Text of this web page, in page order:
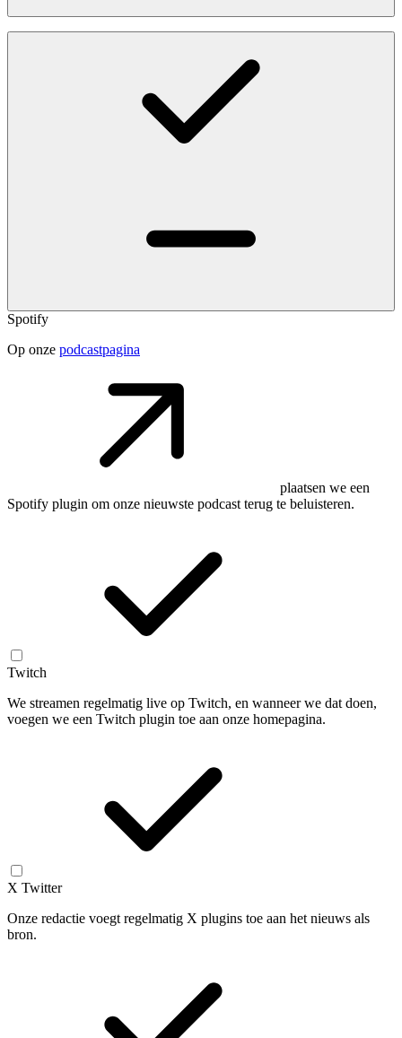
Spotify
Op onze podcastpagina
plaatsen we een
Spotify plugin om onze nieuwste podcast terug te beluisteren.
Twitch
We streamen regelmatig live op Twitch, en wanneer we dat doen,
voegen we een Twitch plugin toe aan onze homepagina.
X Twitter
Onze redactie voegt regelmatig X plugins toe aan het nieuws als
bron.